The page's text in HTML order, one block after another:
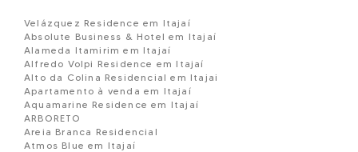
Velázquez Residence em Itajaí
Absolute Business & Hotel em Itajaí
Alameda Itamirim em Itajaí
Alfredo Volpi Residence em Itajaí
Alto da Colina Residencial em Itajai
Apartamento à venda em Itajaí
Aquamarine Residence em Itajaí
ARBORETO
Areia Branca Residencial
Atmos Blue em Itajaí